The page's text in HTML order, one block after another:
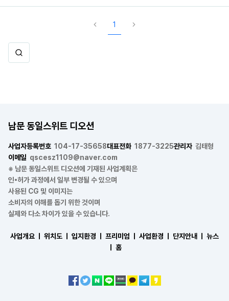
1
남문 동일스위트 디오션
사업자등록번호 104-17-35658대표전화 1877-3225관리자 김태형
이메일 qscesz1109@naver.com
※ 남문 동일스위트 디오션에 기재된 사업계획은
인•허가 과정에서 일부 변경될 수 있으며
사용된 CG 및 이미지는
소비자의 이해를 돕기 위한 것이며
실제와 다소 차이가 있을 수 있습니다.
사업개요 ㅣ 위치도 ㅣ 입지환경 ㅣ 프리미엄 ㅣ 사업환경 ㅣ 단지안내 ㅣ
뉴스
홈